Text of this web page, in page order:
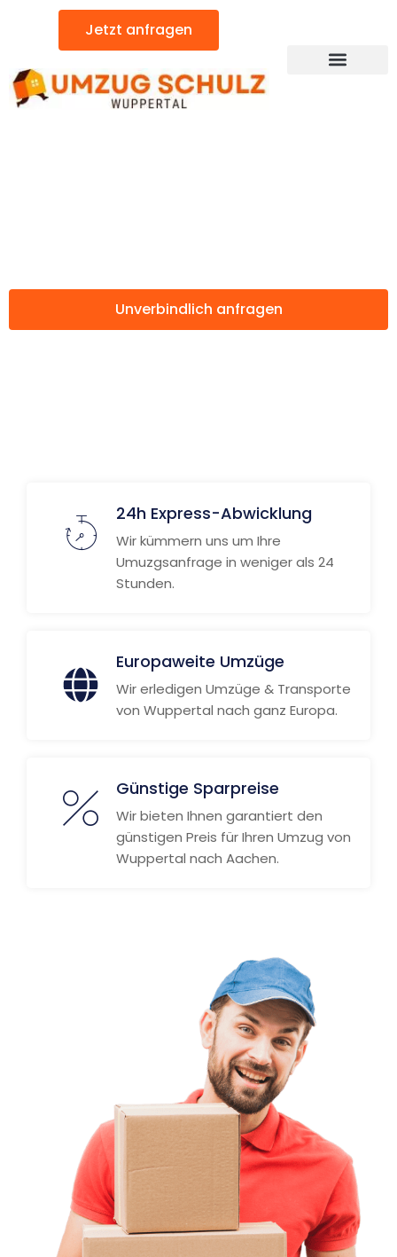
Jetzt anfragen
Unverbindlich anfragen
24h Express-Abwicklung
Wir kümmern uns um Ihre
Umuzgsanfrage in weniger als 24
Stunden.
Europaweite Umzüge
Wir erledigen Umzüge & Transporte
von Wuppertal nach ganz Europa.
Günstige Sparpreise
Wir bieten Ihnen garantiert den
günstigen Preis für Ihren Umzug von
Wuppertal nach Aachen.